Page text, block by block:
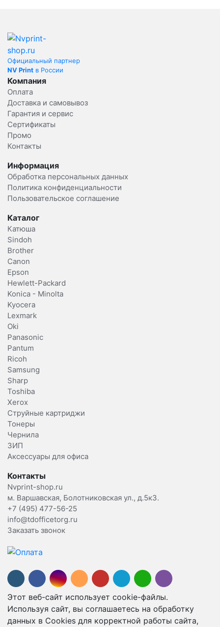
Официальный партнер
NV Print в России
Компания
Оплата
Доставка и самовывоз
Гарантия и сервис
Сертификаты
Промо
Контакты
Информация
Обработка персональных данных
Политика конфиденциальности
Пользовательское соглашение
Каталог
Катюша
Sindoh
Brother
Canon
Epson
Hewlett-Packard
Konica - Minolta
Kyocera
Lexmark
Oki
Panasonic
Pantum
Ricoh
Samsung
Sharp
Toshiba
Xerox
Струйные картриджи
Тонеры
Чернила
ЗИП
Аксессуары для офиса
Контакты
Nvprint-shop.ru
м. Варшавская, Болотниковская ул., д.5к3.
+7 (495) 477-56-25
info@tdofficetorg.ru
Заказать звонок
Этот веб-сайт использует cookie-файлы.
Используя сайт, вы соглашаетесь на обработку
данных в Cookies для корректной работы сайта,